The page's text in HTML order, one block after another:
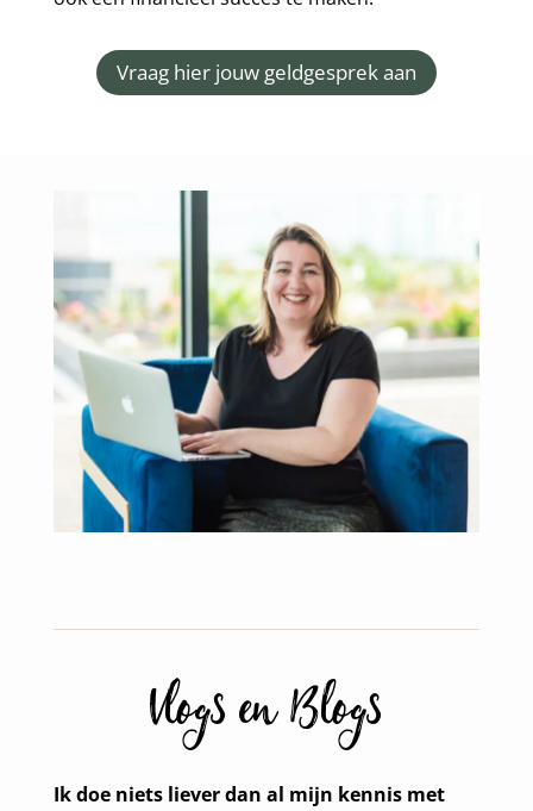
Vraag hier jouw geldgesprek aan
Vlogs en Blogs
Ik doe niets liever dan al mijn kennis met